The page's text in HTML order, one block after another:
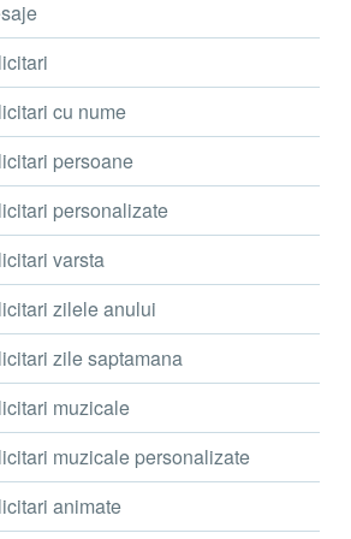
cu nume
persoane
personalizate
varsta
zilele anului
zile saptamana
muzicale
muzicale personalizate
animate